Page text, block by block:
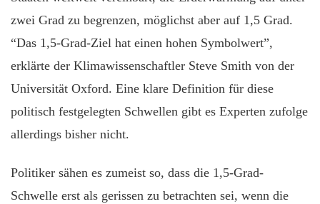
zwei Grad zu begrenzen, möglichst aber auf 1,5 Grad.
“Das 1,5-Grad-Ziel hat einen hohen Symbolwert”,
erklärte der Klimawissenschaftler Steve Smith von der
Universität Oxford. Eine klare Definition für diese
politisch festgelegten Schwellen gibt es Experten zufolge
allerdings bisher nicht.
Politiker sähen es zumeist so, dass die 1,5-Grad-
Schwelle erst als gerissen zu betrachten sei, wenn die